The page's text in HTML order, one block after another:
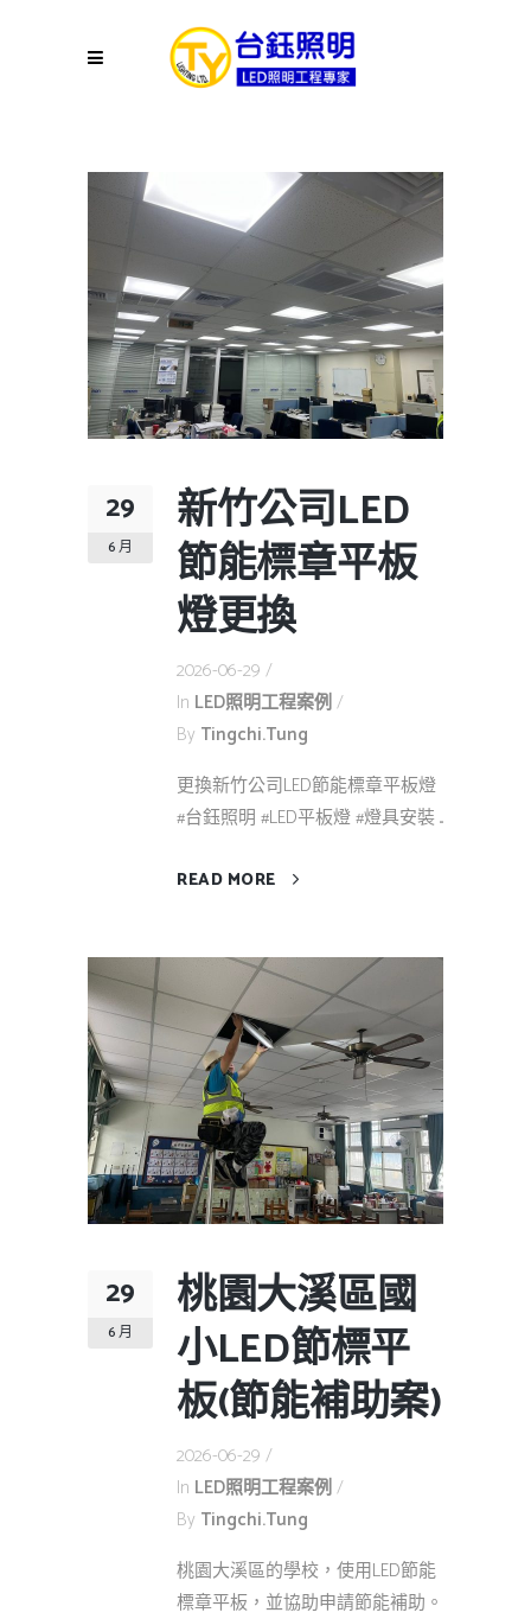
29
6 月
新竹公司LED
節能標章平板
燈更換
2026-06-29
In LED照明工程案例
By Tingchi.tung
更換新竹公司LED節能標章平板燈
#台鈺照明 #LED平板燈 #燈具安裝 ...
READ MORE
29
6 月
桃園大溪區國
小LED節標平
板(節能補助案)
2026-06-29
In LED照明工程案例
By Tingchi.tung
桃園大溪區的學校，使用LED節能
標章平板，並協助申請節能補助。